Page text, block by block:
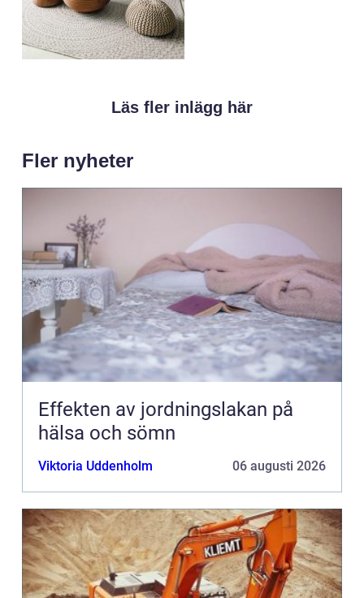
Läs fler inlägg här
Fler nyheter
Effekten av jordningslakan på
hälsa och sömn
Viktoria Uddenholm 06 augusti 2026